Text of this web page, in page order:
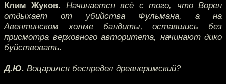
Клим Жуков. Начинается всё с того, что Ворен
отдыхает от убийства Фульмана, а на
Авентинском холме бандиты, оставшись без
присмотра верховного авторитета, начинают дико
буйствовать.
Д.Ю. Воцарился беспредел древнеримский?